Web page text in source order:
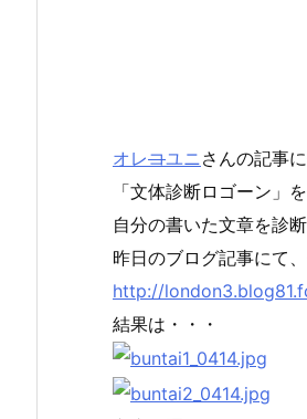
オレコユニ さんの記事
「文体診断ロゴーン」を
自分の書いた文章を診
昨日のブログ記事にて
http://
結果は・・・